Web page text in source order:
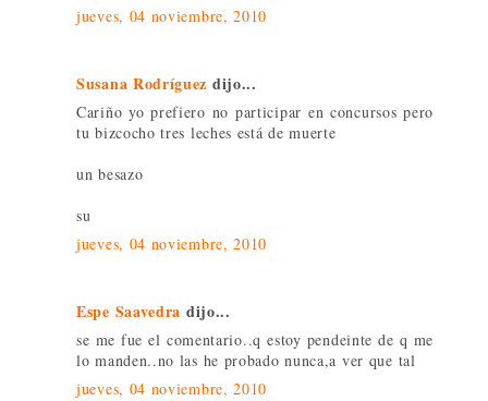
jueves, 04 noviembre, 2010
Susana Rodríguez dijo...
Cariño yo prefiero no participar en concursos pero
tu bizcocho tres leches está de muerte
un besazo
su
jueves, 04 noviembre, 2010
Espe Saavedra dijo...
se me fue el comentario..q estoy pendeinte de q me
lo manden..no las he probado nunca,a ver que tal
jueves, 04 noviembre, 2010